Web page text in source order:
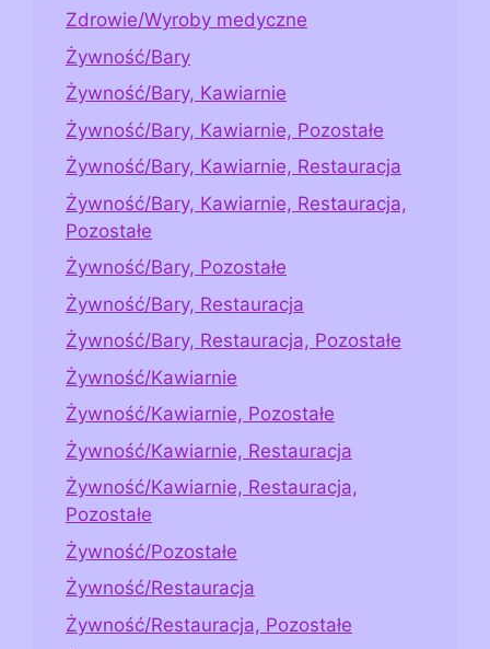
Zdrowie/Wyroby medyczne
Żywność/Bary
Żywność/Bary, Kawiarnie
Żywność/Bary, Kawiarnie, Pozostałe
Żywność/Bary, Kawiarnie, Restauracja
Żywność/Bary, Kawiarnie, Restauracja,
Pozostałe
Żywność/Bary, Pozostałe
Żywność/Bary, Restauracja
Żywność/Bary, Restauracja, Pozostałe
Żywność/Kawiarnie
Żywność/Kawiarnie, Pozostałe
Żywność/Kawiarnie, Restauracja
Żywność/Kawiarnie, Restauracja,
Pozostałe
Żywność/Pozostałe
Żywność/Restauracja
Żywność/Restauracja, Pozostałe